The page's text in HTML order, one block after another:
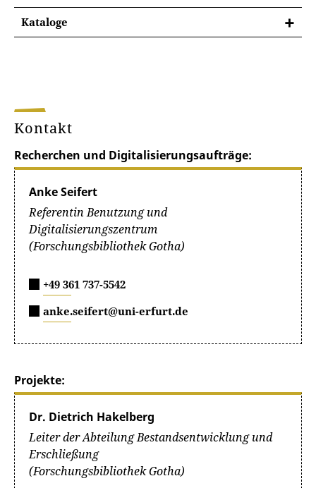
Von den ursprünglich elf Blockbüchern (Signatur
„Xyl“) des 15. Jahrhunderts, die als Xylographica
Holztafeln gedruckte Blockbücher. Sie sind im
Online-Katalog
Kataloge
Kontakt
Recherchen und Digitalisierungsaufträge:
Anke Seifert
Referentin Benutzung und
Digitalisierungszentrum
(Forschungsbibliothek Gotha)
+49 361 737-5542
anke.seifert@uni-erfurt.de
Projekte:
Dr. Dietrich Hakelberg
Leiter der Abteilung Bestandsentwicklung und
Erschließung
(Forschungsbibliothek Gotha)